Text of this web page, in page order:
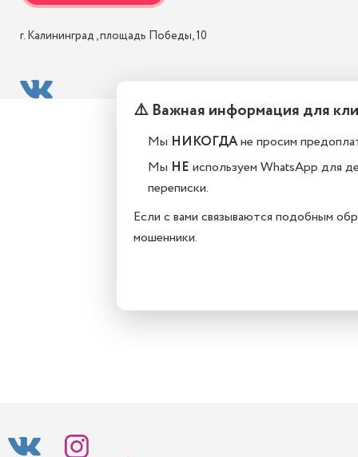
г. Калининград , площадь Победы, 10
⚠️ Важная информация для
Мы НИКОГДАне просим
Мы НЕ используем WhatsApp для
переписки.
Если с вами связываются подобным
мошенники.